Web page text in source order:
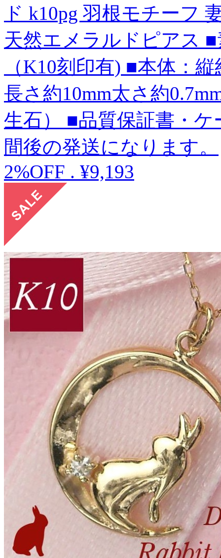
ド k10pg 羽根モチーフ
天然エメラルドピアス
（K10刻印有) ■本体：
長さ約10mm太さ約
生石） ■品質保証書・
間後の発送になります。
2%OFF . ¥9,193